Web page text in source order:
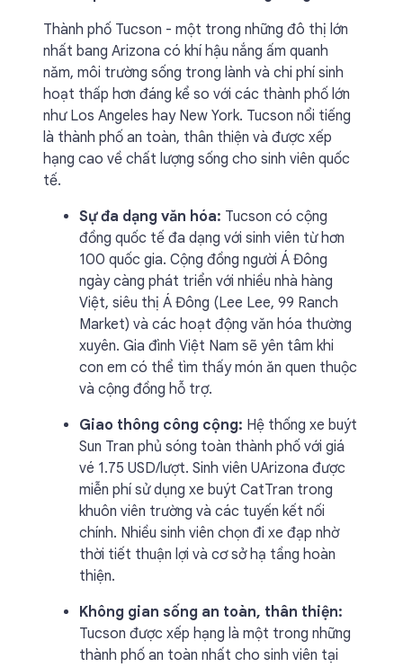
Thành phố Tucson - một trong những đô thị lớn
nhất bang Arizona có khí hậu nắng ấm quanh
năm, môi trường sống trong lành và chi phí sinh
hoạt thấp hơn đáng kể so với các thành phố lớn
như Los Angeles hay New York. Tucson nổi tiếng
là thành phố an toàn, thân thiện và được xếp
hạng cao về chất lượng sống cho sinh viên quốc
tế.
Sự đa dạng văn hóa: Tucson có cộng
đồng quốc tế đa dạng với sinh viên từ hơn
100 quốc gia. Cộng đồng người Á Đông
ngày càng phát triển với nhiều nhà hàng
Việt, siêu thị Á Đông (Lee Lee, 99 Ranch
Market) và các hoạt động văn hóa thường
xuyên. Gia đình Việt Nam sẽ yên tâm khi
con em có thể tìm thấy món ăn quen thuộc
và cộng đồng hỗ trợ.
Giao thông công cộng: Hệ thống xe buýt
Sun Tran phủ sóng toàn thành phố với giá
vé 1.75 USD/lượt. Sinh viên UArizona được
miễn phí sử dụng xe buýt CatTran trong
khuôn viên trường và các tuyến kết nối
chính. Nhiều sinh viên chọn đi xe đạp nhờ
thời tiết thuận lợi và cơ sở hạ tầng hoàn
thiện.
Không gian sống an toàn, thân thiện:
Tucson được xếp hạng là một trong những
thành phố an toàn nhất cho sinh viên tại